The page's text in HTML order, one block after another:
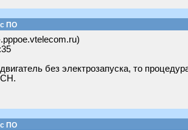
ПО
без электрозапуска, то
ПО